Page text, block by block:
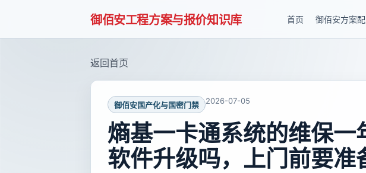
御佰安工程方案与报价知识库 首页 御佰安方案
返回首页
御佰安国产化与国密门禁 2026-07-05
熵基一卡通系统的维保一
软件升级吗，上门前要准